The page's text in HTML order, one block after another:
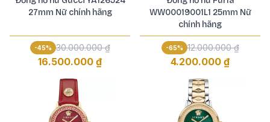
27mm Nữ chính hãng
-45% 30.000.000 ₫
16.500.000 ₫
WW00019001L1 25mm Nữ
chính hãng
-65% 12.000.000 ₫
4.200.000 ₫